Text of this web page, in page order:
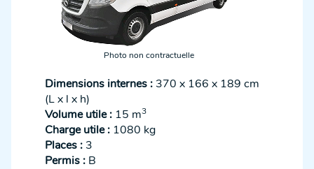
Photo non contractuelle
Dimensions internes : 370 x 166 x 189 cm
(L x l x h)
Volume utile : 15 m3
Charge utile : 1080 kg
Places : 3
Permis : B